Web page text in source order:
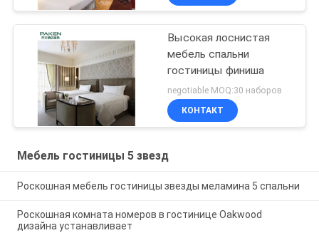
Высокая лоснистая
мебель спальни
гостиницы финиша
negotiable MOQ:30 наборов
КОНТАКТ
Мебель гостиницы 5 звезд
Роскошная мебель гостиницы звезды меламина 5 спальни
Роскошная комната номеров в гостинице Oakwood
дизайна устанавливает